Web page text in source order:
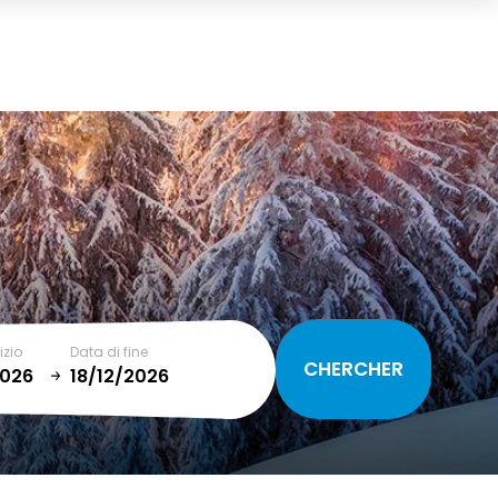
TOTALE 0,00 €
VISUALIZZA IL CARRELLO
Data di fine
January
SUN MON TUE WED THU